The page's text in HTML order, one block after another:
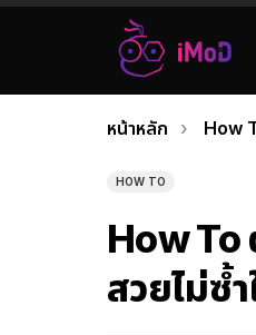
เรื่อง
ล่าสุด
คุณอยู่ที่นี่:
หน้าหลัก How
HOW TO
How To
สวยไม่ซ้ำ